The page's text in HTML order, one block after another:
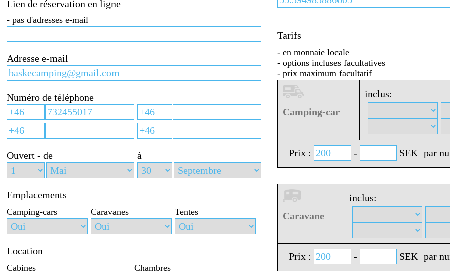
Lien de réservation en ligne
- pas d'adresses e-mail
Adresse e-mail
Numéro de téléphone
Ouvert - de à
Emplacements
Camping-cars Caravanes Tentes
Location
Cabines Chambres
Tarifs
- en monnaie locale
- options incluses facultatives
- prix maximum facultatif
Camping-car
inclus:
Prix : - SEK par
Caravane
inclus:
Prix : - SEK par